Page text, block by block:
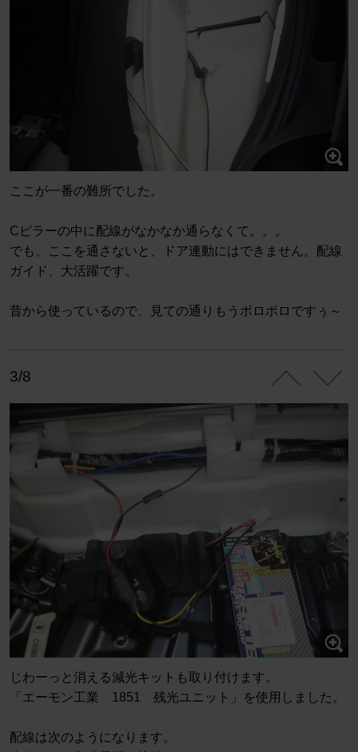
ここが一番の難所でした。
Cピラーの中に配線がなかなか通らなくて。。。
でも、ここを通さないと、ドア連動にはできません。配線
ガイド、大活躍です。
昔から使っているので、見ての通りもうボロボロですぅ～
3/8
じわーっと消える減光キットも取り付けます。
「エーモン工業 1851 残光ユニット」を使用しました。
配線は次のようになります。